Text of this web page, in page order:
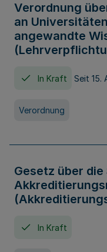
Verordnung
an
angewandte
In Kraft Seit 15.
Verordnung
Gesetz über
In Kraft